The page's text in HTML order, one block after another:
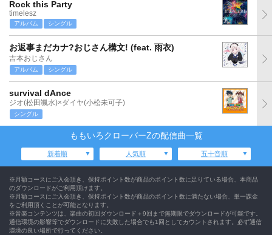
Rock this Party
timelesz
アルバム シングル
お返事まだカナ?おじさん構文! (feat. 雨衣)
吉本おじさん
アルバム シングル
survival dAnce
ジオ(松田颯水)×ダイヤ(小松未可子)
シングル
ももいろクローバーZの配信曲一覧
新着順 人気順 五十音順
※月額コースにご入会頂き、保持ポイント数が商品のポイント数に足りている場合、本商品
のダウンロードがご利用頂けます。
※月額コースにご入会頂き、保持ポイント数が商品のポイント数に満たない場合、単一課金
をご利用頂くことが可能となります。
※音楽コンテンツは、楽曲の初回ダウンロード＋9回まで無期限でダウンロードが可能です。
通信環境の影響等でダウンロードに失敗した場合でも1回としてカウントされます。必ず通信
環境の良い場所で行ってください。